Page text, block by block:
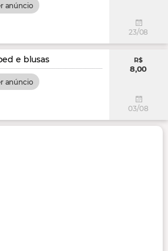
anúncio
23/08
e blusas
anúncio
R$
8,00
03/08